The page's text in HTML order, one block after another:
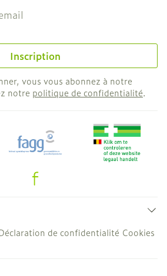
Inscription
vous vous abonnez à notre
notre politique de confidentialité.
de confidentialité Cookies